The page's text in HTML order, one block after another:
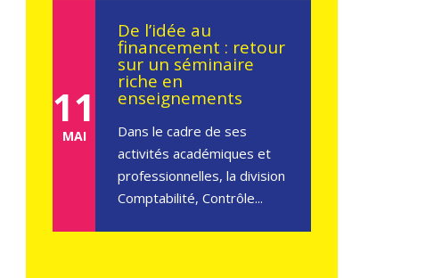
11
MAI
De l’idée au
financement : retour
sur un séminaire
riche en
enseignements
Dans le cadre de ses
activités académiques et
professionnelles, la division
Comptabilité, Contrôle...